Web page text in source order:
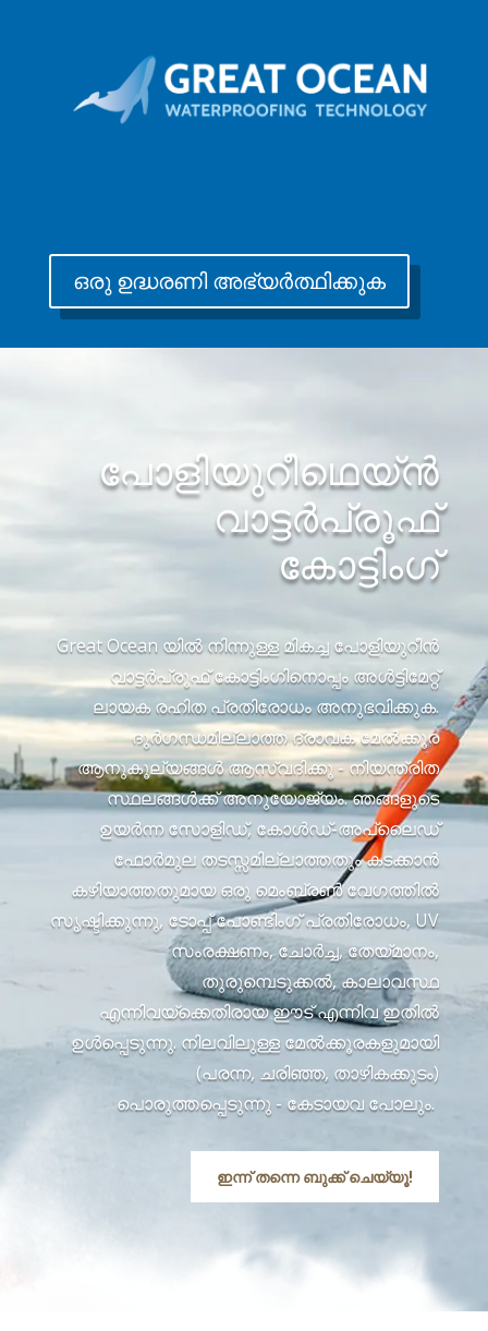
ഒരു ഉദ്ധരണി അഭ്യർത്ഥിക്കുക
പോളിയുറീഥെയ്ൻ
വാട്ടർപ്രൂഫ്
കോട്ടിംഗ്
Great Ocean യിൽ നിന്നുള്ള മികച്ച പോളിയുറീൻ
വാട്ടർപ്രൂഫ് കോട്ടിംഗിനൊപ്പം അൾട്ടിമേറ്റ്
ലായക രഹിത പ്രതിരോധം അനുഭവിക്കുക.
ദുർഗന്ധമില്ലാത്ത ദ്രാവക മേൽക്കൂര
ആനുകൂല്യങ്ങൾ ആസ്വദിക്കൂ - നിയന്ത്രിത
സ്ഥലങ്ങൾക്ക് അനുയോജ്യം. ഞങ്ങളുടെ
ഉയർന്ന സോളിഡ്, കോൾഡ്-അപ്ലൈഡ്
ഫോർമുല തടസ്സമില്ലാത്തതും കടക്കാൻ
കഴിയാത്തതുമായ ഒരു മെംബ്രൺ വേഗത്തിൽ
സൃഷ്ടിക്കുന്നു, ടോപ്പ് പോണ്ടിംഗ് പ്രതിരോധം, UV
സംരക്ഷണം, ചോർച്ച, തേയ്മാനം,
തുരുമ്പെടുക്കൽ, കാലാവസ്ഥ
എന്നിവയ്‌ക്കെതിരായ ഈട് എന്നിവ ഇതിൽ
ഉൾപ്പെടുന്നു. നിലവിലുള്ള മേൽക്കൂരകളുമായി
(പരന്ന, ചരിഞ്ഞ, താഴികക്കുടം)
പൊരുത്തപ്പെടുന്നു - കേടായവ പോലും.
ഇന്ന് തന്നെ ബുക്ക് ചെയ്യൂ!